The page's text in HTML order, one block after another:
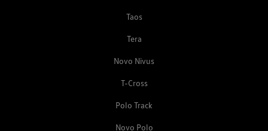
Taos
Tera
Novo Nivus
T-Cross
Polo Track
Novo Polo